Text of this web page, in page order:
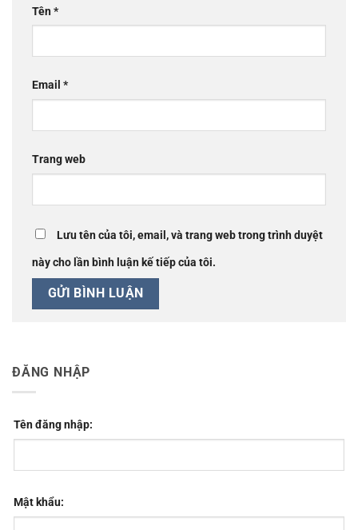
Tên*
Email *
Trang web
Lưu tên của tôi, email, và trang web trong trình duyệt
này cho lần bình luận kế tiếp của tôi.
ĐĂNG NHẬP
Tên đăng nhập:
Mật khẩu: